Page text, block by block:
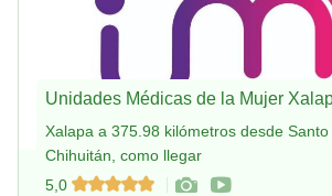
Unidades Médicas de la Mujer
Xalapa a 375.98 kilómetros desde
Chihuitán, como llegar
5,0